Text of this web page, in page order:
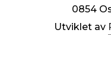
0854
Utviklet av